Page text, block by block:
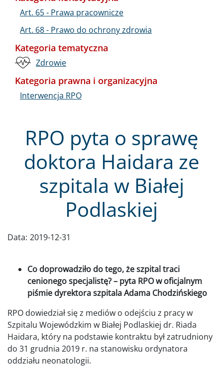
RPO pyta o sprawę
doktora Haidara ze
szpitala w Białej
Podlaskiej
Data: 2019-12-31
Co doprowadziło do tego, że szpital traci
cenionego specjalistę? – pyta RPO w oficjalnym
piśmie dyrektora szpitala Adama Chodzińskiego
RPO dowiedział się z mediów o odejściu z pracy w
Szpitalu Wojewódzkim w Białej Podlaskiej dr. Riada
Haidara, który na podstawie kontraktu był zatrudniony
do 31 grudnia 2019 r. na stanowisku ordynatora
oddziału neonatologii.
Art. 65 - Prawa pracownicze
Art. 68 - Prawo do ochrony zdrowia
Kategoria tematyczna
Zdrowie
Kategoria prawna i organizacyjna
Interwencja RPO